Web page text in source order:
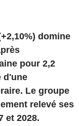
domine
pour 2,2
d'une
Le groupe
relevé ses
et 2028.